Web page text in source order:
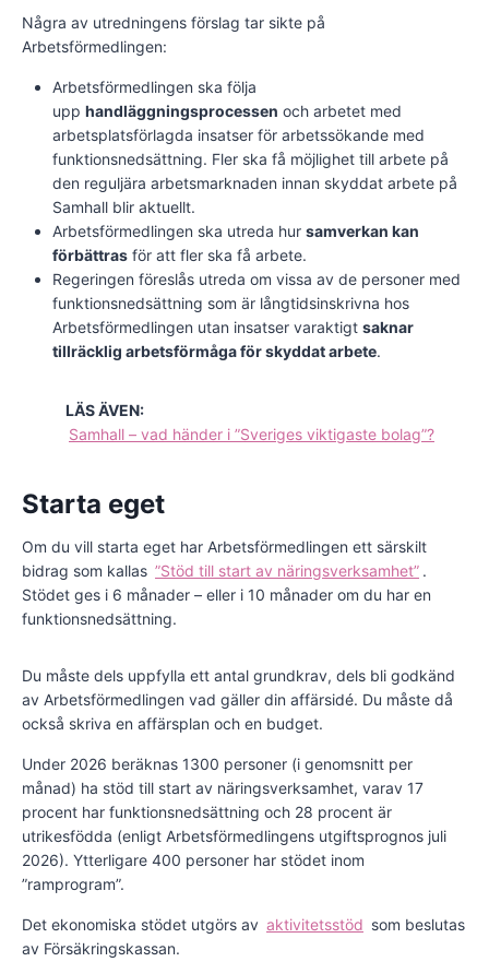
Några av utredningens förslag tar sikte på
Arbetsförmedlingen:
Arbetsförmedlingen ska följa
upp handläggningsprocessen och arbetet med
arbetsplatsförlagda insatser för arbetssökande med
funktionsnedsättning. Fler ska få möjlighet till arbete på
den reguljära arbetsmarknaden innan skyddat arbete på
Samhall blir aktuellt.
Arbetsförmedlingen ska utreda hur samverkan kan
förbättras för att fler ska få arbete.
Regeringen föreslås utreda om vissa av de personer med
funktionsnedsättning som är långtidsinskrivna hos
Arbetsförmedlingen utan insatser varaktigt saknar
tillräcklig arbetsförmåga för skyddat arbete.
LÄS ÄVEN:
Samhall – vad händer i ”Sveriges viktigaste bolag”?
Starta eget
Om du vill starta eget har Arbetsförmedlingen ett särskilt
bidrag som kallas ”Stöd till start av näringsverksamhet” .
Stödet ges i 6 månader – eller i 10 månader om du har en
funktionsnedsättning.
Du måste dels uppfylla ett antal grundkrav, dels bli godkänd
av Arbetsförmedlingen vad gäller din affärsidé. Du måste då
också skriva en affärsplan och en budget.
Under 2026 beräknas 1300 personer (i genomsnitt per
månad) ha stöd till start av näringsverksamhet, varav 17
procent har funktionsnedsättning och 28 procent är
utrikesfödda (enligt Arbetsförmedlingens utgiftsprognos juli
2026). Ytterligare 400 personer har stödet inom
”ramprogram”.
Det ekonomiska stödet utgörs av aktivitetsstöd som beslutas
av Försäkringskassan.